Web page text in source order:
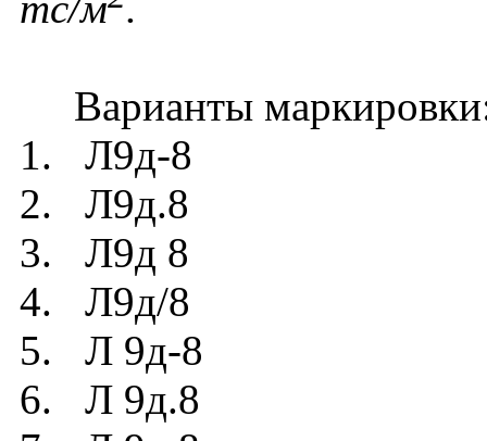
Варианты
1. Л9д-8
2. Л9д.8
3. Л9д 8
4. Л9д/8
5. Л 9д-8
6. Л 9д.8